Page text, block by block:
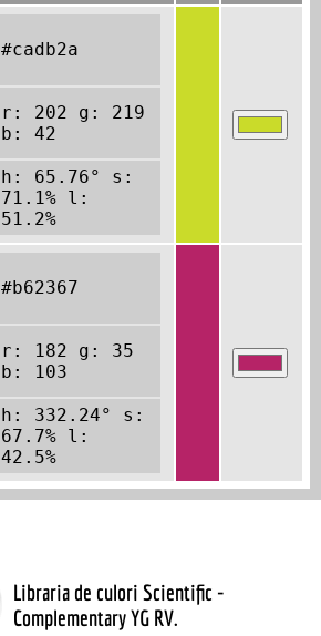
#cadb2a
r: 202 g: 219
b: 42
h: 65.76° s:
71.1% l:
51.2%
#b62367
r: 182 g: 35
b: 103
h: 332.24° s:
67.7% l:
42.5%
Libraria de culori Scientific -
Complementary YG RV.